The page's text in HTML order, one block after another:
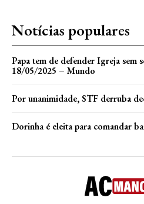
Notícias populares
Papa tem de defender Igreja sem
18/05/2025 – Mundo
Por unanimidade, STF derruba
Dorinha é eleita para comandar